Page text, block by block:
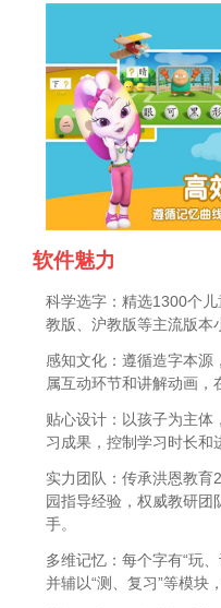
软件魅力
科学选字：精选1300个
教版、沪教版等主流版本
感知文化：遵循造字本源
属互动环节和讲解动画，
贴心设计：以孩子为主体
习成果，控制学习时长和
实力团队：传承洪恩教育
园指导经验，权威教研团
手。
多维记忆：每个字有“玩
并辅以“测、复习”等模块